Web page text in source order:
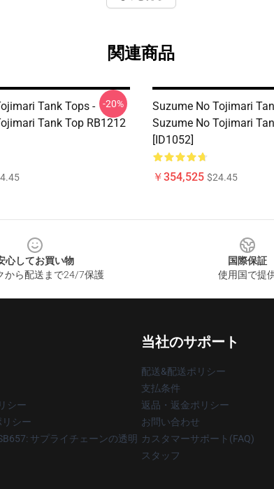
関連商品
Tank Tops -
Tank Top RB1212
-20%
Suzume No Tojimari
Suzume No Tojimari
[ID1052]
￥354,525 $24.45
心してお買い物
から配送まで24/7保護
国際保証
使用国で提
シー
リシー
サプライチェーンの透明
当社のサポート
配送&配送ポリシー
支払条件
返品・返金ポリシー
お問い合わせ
カスタマーサポート(FAQ)
スタッフ